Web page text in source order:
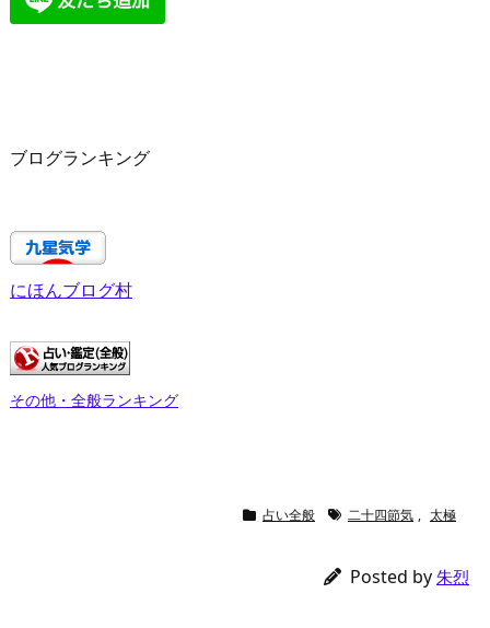
ブログランキング
にほんブログ村
その他・全般ランキング
占い全般 二十四節気 , 太極
Posted by 朱烈